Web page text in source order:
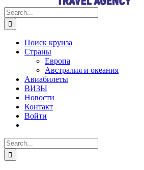
Search
for:
Поиск круиза
Страны
Европа
Австралия и океания
Авиабилеты
ВИЗЫ
Новости
Контакт
Войти
Search
for: